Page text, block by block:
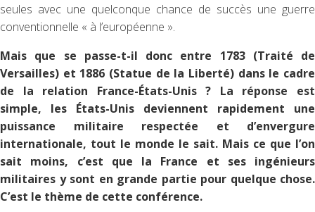
seules avec une quelconque chance de succès une guerre
conventionnelle « à l’européenne ».
Mais que se passe-t-il donc entre 1783 (Traité de
Versailles) et 1886 (Statue de la Liberté) dans le cadre
de la relation France-États-Unis ? La réponse est
simple, les États-Unis deviennent rapidement une
puissance militaire respectée et d’envergure
internationale, tout le monde le sait. Mais ce que l’on
sait moins, c’est que la France et ses ingénieurs
militaires y sont en grande partie pour quelque chose.
C’est le thème de cette conférence.